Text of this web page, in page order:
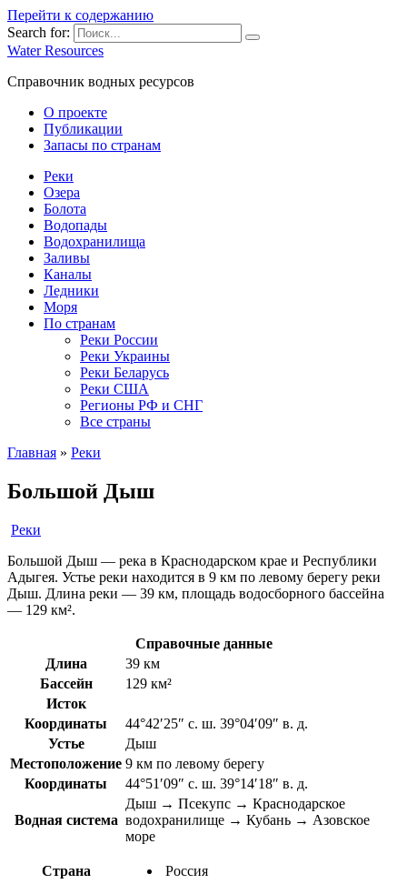
Перейти к содержанию
Search for:
Water Resources
Справочник водных ресурсов
О проекте
Публикации
Запасы по странам
Реки
Озера
Болота
Водопады
Водохранилища
Заливы
Каналы
Ледники
Моря
По странам
Реки России
Реки Украины
Реки Беларусь
Реки США
Регионы РФ и СНГ
Все страны
Главная » Реки
Большой Дыш
Реки
Большой Дыш — река в Краснодарском крае и Республики
Адыгея. Устье реки находится в 9 км по левому берегу реки
Дыш. Длина реки — 39 км, площадь водосборного бассейна
— 129 км².
Справочные данные
Длина
39 км
Бассейн
129 км²
Исток
Координаты
44°42′25″ с. ш. 39°04′09″ в. д.
Устье
Дыш
Местоположение 9 км по левому берегу
Координаты
44°51′09″ с. ш. 39°14′18″ в. д.
Водная система
Дыш → Псекупс → Краснодарское
водохранилище → Кубань → Азовское
море
Страна Россия